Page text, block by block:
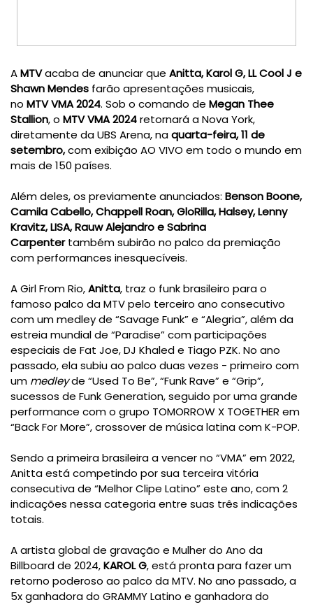
AMTVacaba de anunciar que Anitta, Karol G, LL Cool J e
Shawn Mendes farão apresentações musicais,
no MTVVMA 2024. Sob o comando de Megan Thee
Stallion,o MTV VMA 2024retornará a Nova York,
diretamente da UBS Arena, naquarta-feira, 11 de
setembro,com exibição AO VIVO em todo o mundo em
mais de 150 países.
Além deles, os previamente anunciados: Benson Boone,
Camila Cabello, Chappell Roan, GloRilla, Halsey, Lenny
Kravitz, LISA, Rauw Alejandro e Sabrina
Carpentertambém subirão no palco da premiação
com performances inesquecíveis.
A Girl From Rio,Anitta, traz o funk brasileiro para o
famoso palco da MTV pelo terceiro ano consecutivo
com um medley de “Savage Funk” e “Alegria”, além da
estreia mundial de “Paradise” com participações
especiais de Fat Joe, DJ Khaled e Tiago PZK. No ano
passado, ela subiu ao palco duas vezes - primeiro com
um medleyde “Used To Be”, “Funk Rave” e “Grip”,
sucessos de Funk Generation, seguido por uma grande
performance com o grupo TOMORROW X TOGETHER em
“Back For More”, crossover de música latina com K-POP.
Sendo a primeira brasileira a vencer no “VMA” em 2022,
Anitta está competindo por sua terceira vitória
consecutiva de “Melhor Clipe Latino” este ano, com 2
indicações nessa categoria entre suas três indicações
totais.
A artista global de gravação e Mulher do Ano da
Billboard de 2024,KAROL G, está pronta para fazer um
retorno poderoso ao palco da MTV. No ano passado, a
5x ganhadora do GRAMMY Latino e ganhadora do